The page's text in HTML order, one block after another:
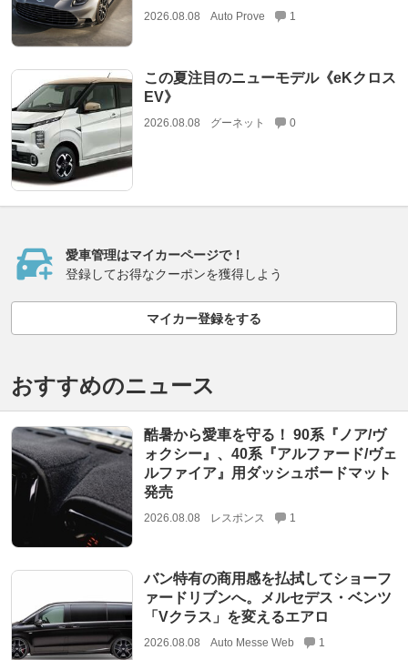
2026.08.08 Auto Prove 1
この夏注目のニューモデル《eKクロス
EV》
2026.08.08 グーネット 0
愛車管理はマイカーページで！
登録してお得なクーポンを獲得しよう
マイカー登録をする
おすすめのニュース
酷暑から愛車を守る！ 90系『ノア/ヴ
ォクシー』、40系『アルファード/ヴェ
ルファイア』用ダッシュボードマット
発売
2026.08.08 レスポンス 1
バン特有の商用感を払拭してショーフ
ァードリブンへ。メルセデス・ベンツ
「Vクラス」を変えるエアロ
2026.08.08 Auto Messe Web 1